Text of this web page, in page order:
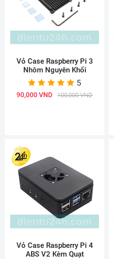
Vỏ Case Raspberry Pi 3
Nhôm Nguyên Khối
5
90,000 VND 100,000 VND
Vỏ Case Raspberry Pi 4
ABS V2 Kèm Quạt